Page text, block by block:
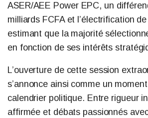
ASER/AEE Power EPC, un
milliards FCFA et l’électrification
estimant que la majorité
en fonction de ses intérêts
L’ouverture de cette session
s’annonce ainsi comme un
calendrier politique. Entre rigueur
affirmée et débats passionnés